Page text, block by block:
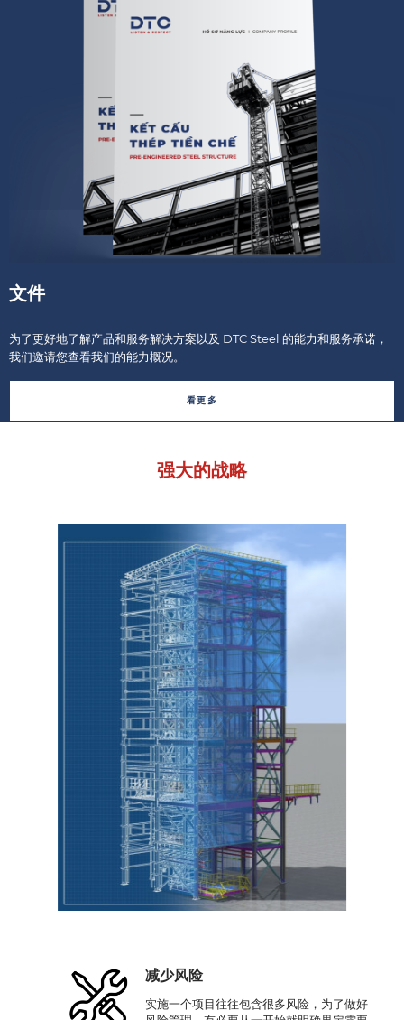
文件
为了更好地了解产品和服务解决方案以及 DTC Steel 的能力和服务承诺，
我们邀请您查看我们的能力概况。
看更多
强大的战略
减少风险
实施一个项目往往包含很多风险，为了做好